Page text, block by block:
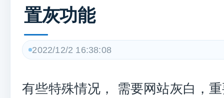
置灰功能
2022/12/2 16:38:08
有些特殊情况， 需要网站灰白，